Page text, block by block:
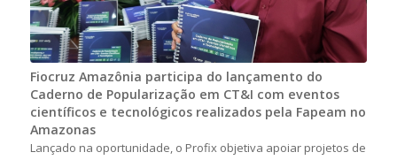
Fiocruz Amazônia participa do lançamento do
Caderno de Popularização em CT&I com eventos
científicos e tecnológicos realizados pela Fapeam no
Amazonas
Lançado na oportunidade, o Profix objetiva apoiar projetos de